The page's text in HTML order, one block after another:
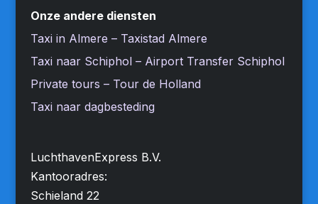
Onze andere diensten
Taxi in Almere – Taxistad Almere
Taxi naar Schiphol – Airport Transfer Schiphol
Private tours – Tour de Holland
Taxi naar dagbesteding
LuchthavenExpress B.V.
Kantooradres:
Schieland 22